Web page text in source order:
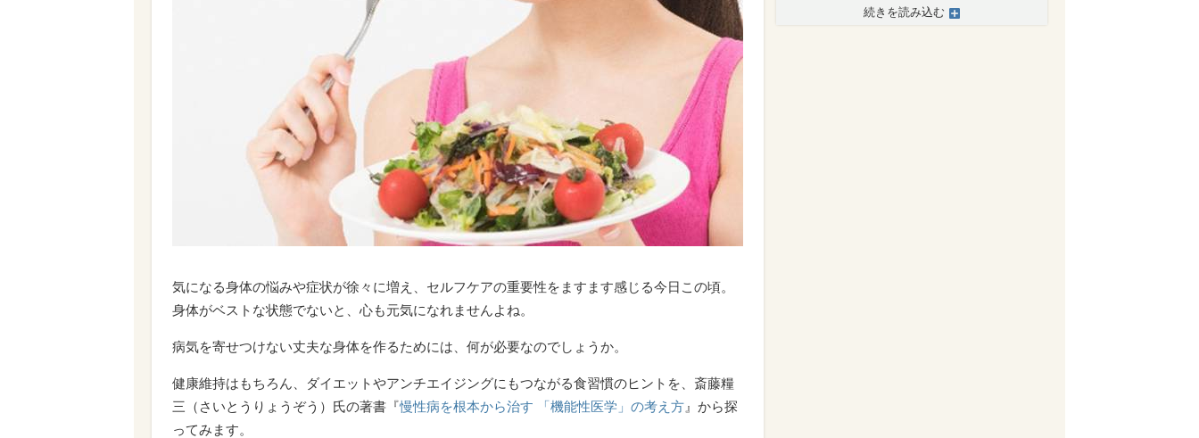
気になる身体の悩みや症状が徐々に増え、セルフケアの重要性をますます感じる今日この頃。
身体がベストな状態でないと、心も元気になれませんよね。
病気を寄せつけない丈夫な身体を作るためには、何が必要なのでしょうか。
健康維持はもちろん、ダイエットやアンチエイジングにもつながる食習慣のヒントを、斎藤糧
三（さいとうりょうぞう）氏の著書『慢性病を根本から治す 「機能性医学」の考え方 』から探
ってみます。
続きを読み込む